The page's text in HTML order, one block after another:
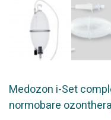
Medozon i-Set
normobare